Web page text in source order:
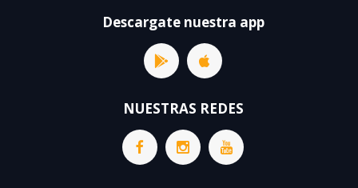
Descargate nuestra app
NUESTRAS REDES